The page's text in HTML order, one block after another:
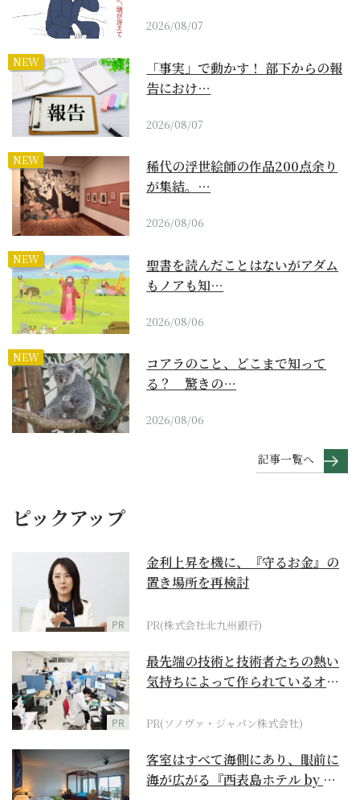
2026/08/07
NEW
「事実」で動かす！ 部下からの報
告におけ…
2026/08/07
NEW
稀代の浮世絵師の作品200点余り
が集結。…
2026/08/06
NEW
聖書を読んだことはないがアダム
もノアも知…
2026/08/06
NEW
コアラのこと、どこまで知って
る？ 驚きの…
2026/08/06
記事一覧へ
ピックアップ
PR
金利上昇を機に、『守るお金』の
置き場所を再検討
PR(株式会社北九州銀行)
PR
最先端の技術と技術者たちの熱い
気持ちによって作られているオー
PR(ソノヴァ・ジャパン株式会社)
客室はすべて海側にあり、眼前に
海が広がる『西表島ホテル by 星